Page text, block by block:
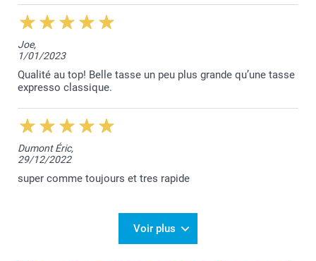
4/01/2024
11:59
Nous sommes heureux de vous savoir satisfaite de
Bien à vous,
Lucie@smartphoto
Joe,
1/01/2023
Qualité au top! Belle tasse un peu plus grande qu’une tasse
expresso classique.
Dumont Éric,
29/12/2022
super comme toujours et tres rapide
Voir plus